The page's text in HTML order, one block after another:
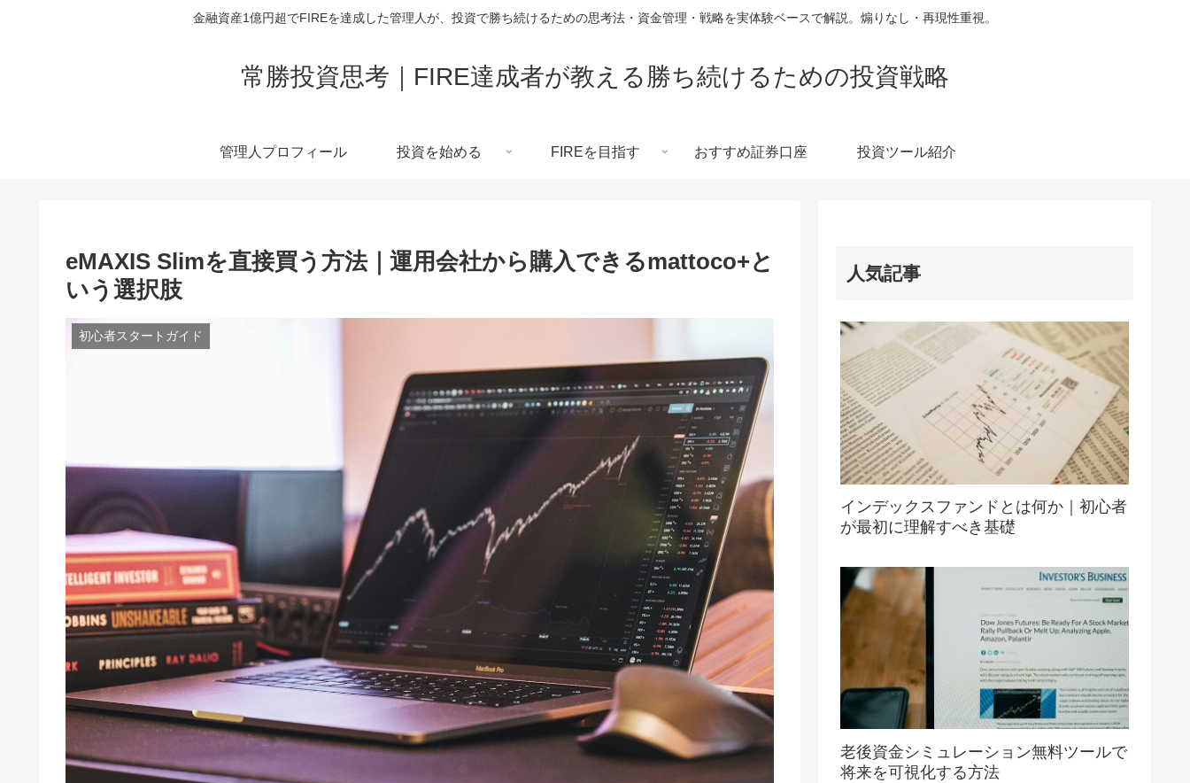
金融資産1億円超でFIREを達成した管理人が、投資で勝ち続けるための思考法・資金管理・戦略を実体験ベースで解説。煽りなし・再現性重視。
常勝投資思考｜FIRE達成者が教える勝ち続けるための投資戦略
管理人プロフィール 投資を始める FIREを目指す おすすめ証券口座 投資ツール紹介
eMAXIS Slimを直接買う方法｜運用会社から購入できるmattoco+と
いう選択肢
初心者スタートガイド
人気記事
インデックスファンドとは何か｜初心者
が最初に理解すべき基礎
老後資金シミュレーション無料ツールで
将来を可視化する方法